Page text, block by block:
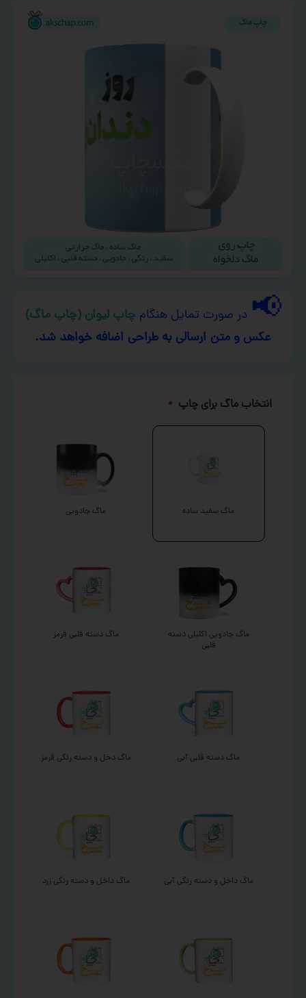
📢 در صورت تمایل هنگام چاپ لیوان (چاپ ماگ)
عکس و متن ارسالی به طراحی اضافه خواهد شد.
انتخاب ماگ برای چاپ *
ماگ سفید ساده ماگ جادویی
ماگ جادویی اکلیلی دسته
قلبی
ماگ دسته قلبی قرمز
ماگ دسته قلبی آبی ماگ دخل و دسته رنگی قرمز
ماگ داخل و دسته رنگی آبی ماگ داخل و دسته رنگی زرد